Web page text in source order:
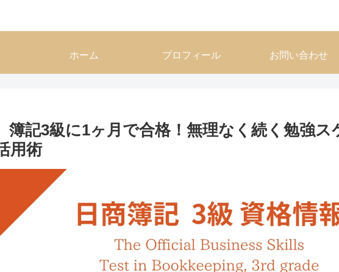
ホーム プロフィール お問い合わせ
簿記3級に1ヶ月で合格！無理なく続く勉強ス
用術